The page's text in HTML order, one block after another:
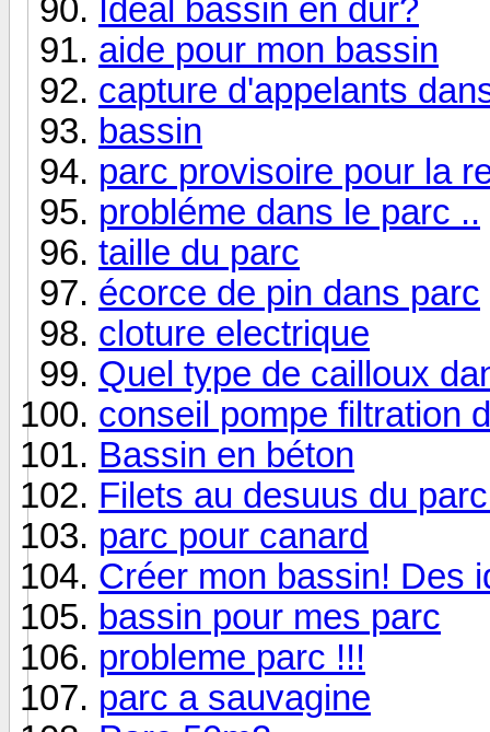
Idéal bassin en dur?
aide pour mon bassin
capture d'appelants
bassin
parc provisoire pour la
probléme dans le parc ..
taille du parc
écorce de pin dans parc
cloture electrique
Quel type de cailloux
conseil pompe filtration
Bassin en béton
Filets au desuus du
parc pour canard
Créer mon bassin! Des
bassin pour mes parc
probleme parc !!!
parc a sauvagine